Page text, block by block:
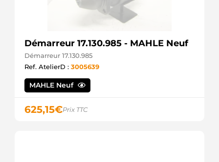
Démarreur 17.130.985 - MAHLE Neuf
Démarreur 17.130.985
Ref. AtelierD : 3005639
MAHLE Neuf
625,15€Prix TTC